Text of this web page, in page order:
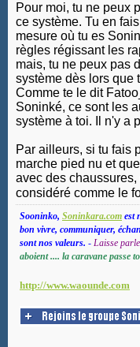
Pour moi, tu ne peux
ce système. Tu en
mesure où tu es
règles régissant les
mais, tu ne peux pas
système dès lors que
Comme te le dit
Soninké, ce sont les
système à toi. Il n'y a
Par ailleurs, si tu fais
marche pied nu et
avec des
considéré comme le
Sooninko, Soninkara.com est
bon vivre, communiquer,
sont nos valeurs. - Laisse
aboient .... la caravane passe
http://www.waounde.com